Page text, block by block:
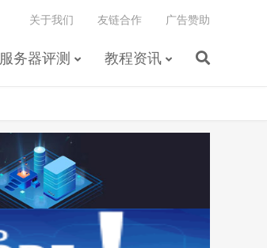
服务器评测 教程资讯
关于我们 友链合作 广告赞助